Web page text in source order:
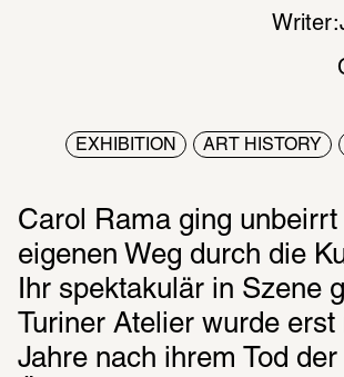
Writer:
EXHIBITION ART HISTORY
Carol Rama ging
eigenen Weg durch die
Ihr spektakulär in Szene
Turiner Atelier wurde
Jahre nach ihrem Tod der